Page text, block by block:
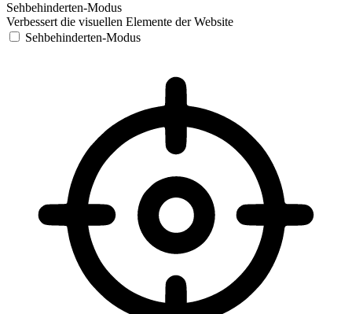
Sehbehinderten-Modus
Verbessert die visuellen Elemente der Website
Sehbehinderten-Modus